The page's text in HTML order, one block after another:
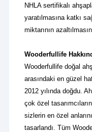
NHLA sertifikalı
yaratılmasına katkı
miktarının
Wooderfullife
Wooderfullife doğal
arasındaki en güzel
2012 yılında doğdu.
çok özel
sizlerin en özel
tasarlandı.Tüm